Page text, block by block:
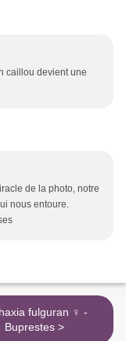
caillou devient une
de la photo, notre
nous entoure.
fulguran ♀ -
Buprestes >